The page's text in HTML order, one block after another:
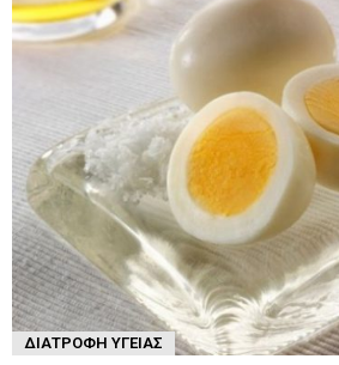
ΔΙΑΤΡΟΦΉ ΥΓΕΊΑΣ